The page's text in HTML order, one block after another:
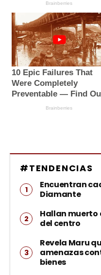
#TENDENCIAS
Encuentran
Diamante
Hallan muerto
del centro
Revela Maru
amenazas
bienes